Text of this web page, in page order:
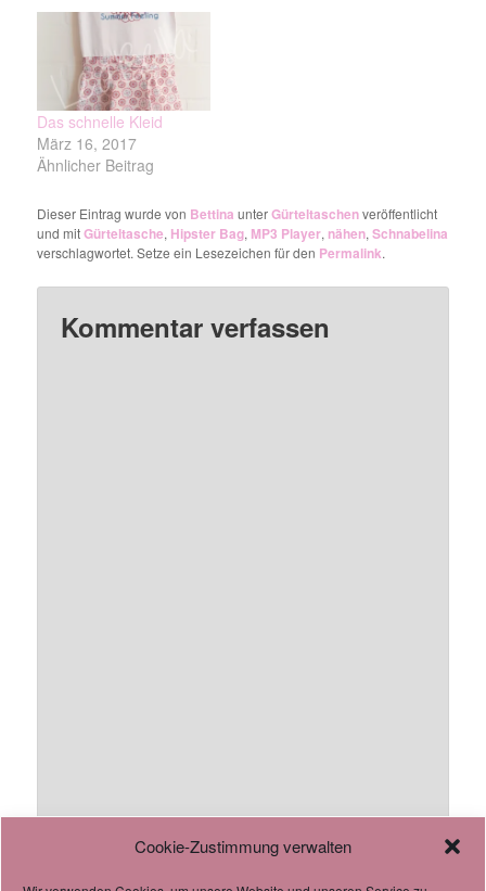
Cookie-Zustimmung verwalten
Das schnelle Kleid
März 16, 2017
Ähnlicher Beitrag
Dieser Eintrag wurde von Bettina unterGürteltaschenveröffentlicht
und mitGürteltasche, Hipster Bag, MP3 Player, nähen,Schnabelina
verschlagwortet. Setze ein Lesezeichen für den Permalink.
Kommentar verfassen